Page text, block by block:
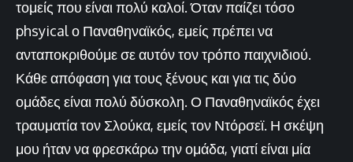
τομείς που είναι πολύ καλοί. Όταν παίζει τόσο
phsyical ο Παναθηναϊκός, εμείς πρέπει να
ανταποκριθούμε σε αυτόν τον τρόπο παιχνιδιού.
Κάθε απόφαση για τους ξένους και για τις δύο
ομάδες είναι πολύ δύσκολη. Ο Παναθηναϊκός έχει
τραυματία τον Σλούκα, εμείς τον Ντόρσεϊ. Η σκέψη
μου ήταν να φρεσκάρω την ομάδα, γιατί είναι μία